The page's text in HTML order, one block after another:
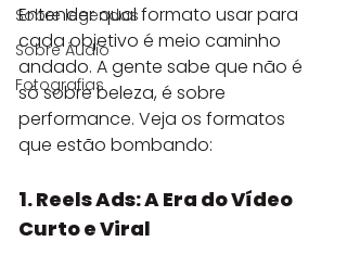
Sobre legendas
Sobre Áudio
Fotografias
Entender qual formato usar para
cada objetivo é meio caminho
andado. A gente sabe que não é
só sobre beleza, é sobre
performance. Veja os formatos
que estão bombando:
1. Reels Ads: A Era do Vídeo
Curto e Viral